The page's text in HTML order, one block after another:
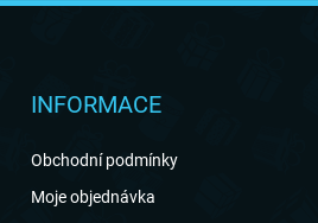
INFORMACE
Obchodní podmínky
Moje objednávka